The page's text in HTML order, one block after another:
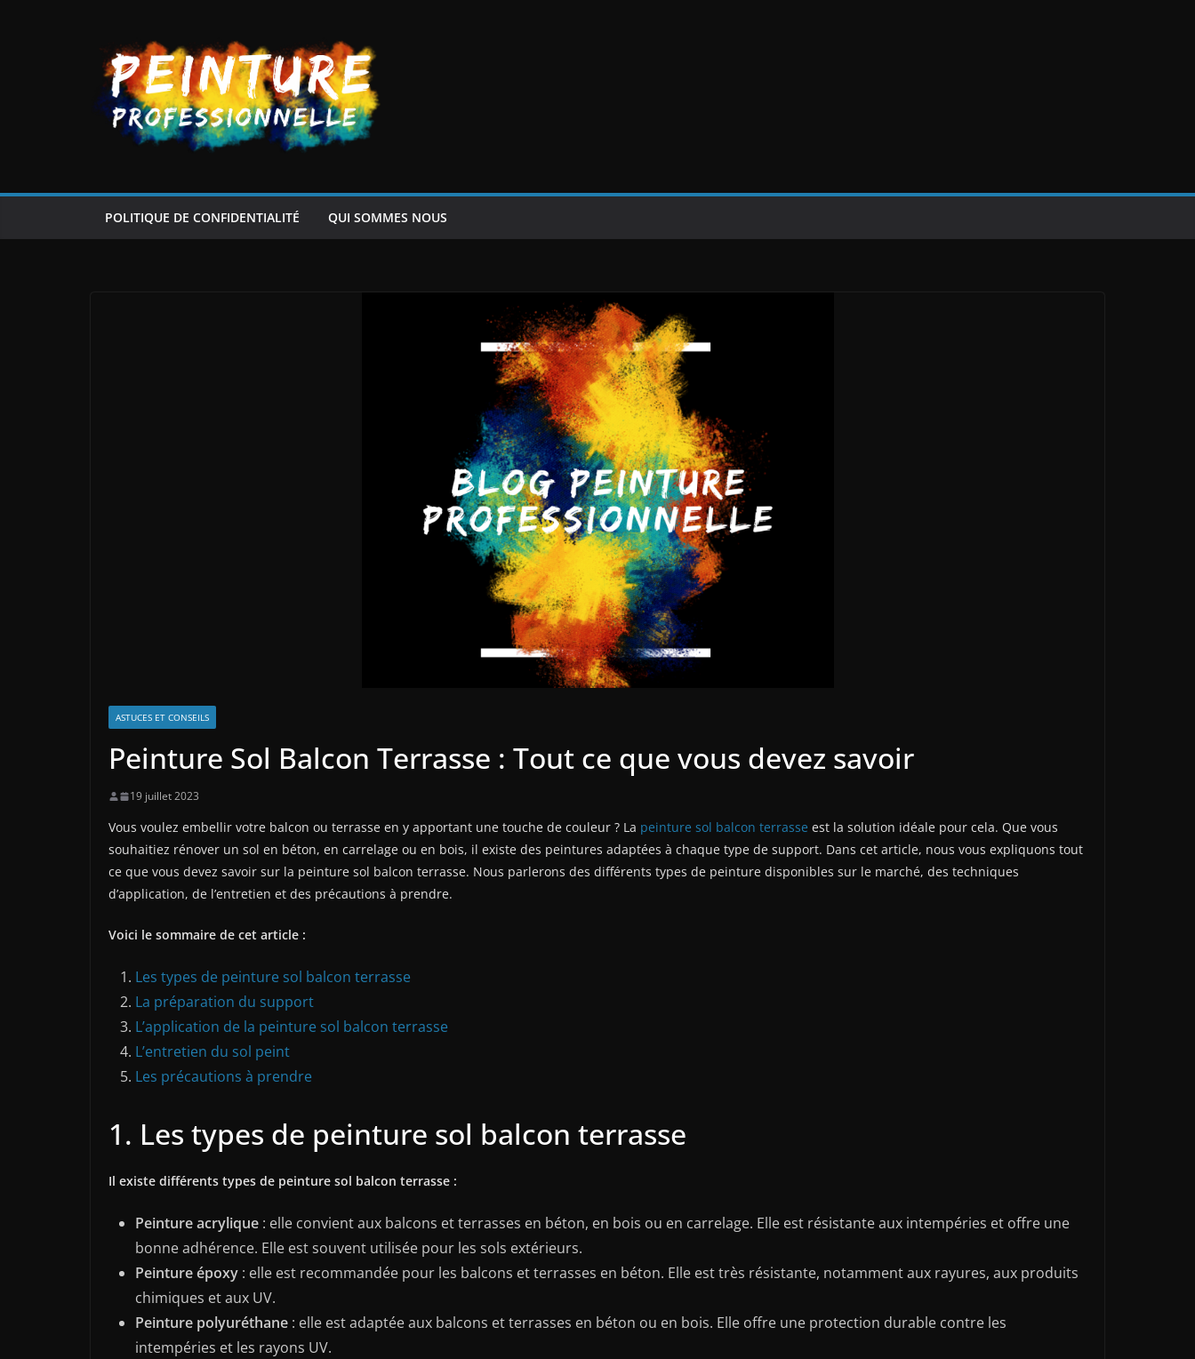
POLITIQUE DE CONFIDENTIALITÉ QUI SOMMES NOUS
ASTUCES ET CONSEILS
Peinture Sol Balcon Terrasse : Tout ce que vous devez savoir
19 juillet 2023
Vous voulez embellir votre balcon ou terrasse en y apportant une touche de couleur ? La peinture sol balcon terrasse est la solution idéale pour cela. Que vous
souhaitiez rénover un sol en béton, en carrelage ou en bois, il existe des peintures adaptées à chaque type de support. Dans cet article, nous vous expliquons tout
ce que vous devez savoir sur la peinture sol balcon terrasse. Nous parlerons des différents types de peinture disponibles sur le marché, des techniques
d’application, de l’entretien et des précautions à prendre.
Voici le sommaire de cet article :
Les types de peinture sol balcon terrasse
La préparation du support
L’application de la peinture sol balcon terrasse
L’entretien du sol peint
Les précautions à prendre
1. Les types de peinture sol balcon terrasse
Il existe différents types de peinture sol balcon terrasse :
Peinture acrylique : elle convient aux balcons et terrasses en béton, en bois ou en carrelage. Elle est résistante aux intempéries et offre une
bonne adhérence. Elle est souvent utilisée pour les sols extérieurs.
Peinture époxy : elle est recommandée pour les balcons et terrasses en béton. Elle est très résistante, notamment aux rayures, aux produits
chimiques et aux UV.
Peinture polyuréthane : elle est adaptée aux balcons et terrasses en béton ou en bois. Elle offre une protection durable contre les
intempéries et les rayons UV.